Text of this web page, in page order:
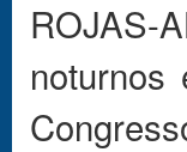
ROJAS-